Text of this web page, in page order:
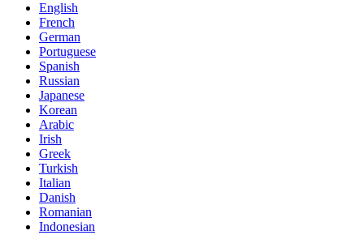
English
French
German
Portuguese
Spanish
Russian
Japanese
Korean
Arabic
Irish
Greek
Turkish
Italian
Danish
Romanian
Indonesian